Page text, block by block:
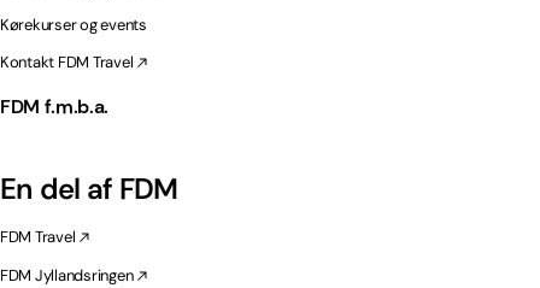
Kørekurser og events
Kontakt FDM Travel
FDM f.m.b.a.
En del af FDM
FDM Travel
FDM Jyllandsringen